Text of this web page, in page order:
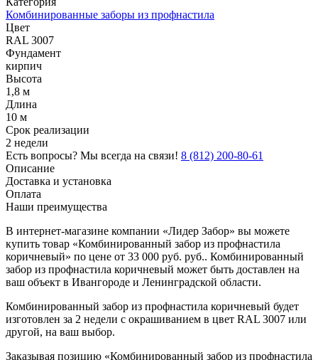
Комбинированные заборы из профнастила
Цвет
RAL 3007
Фундамент
кирпич
Высота
1,8 м
Длина
10 м
Срок реализации
2 недели
Есть вопросы? Мы всегда на связи! 8 (812) 200-80-61
Описание
Доставка и установка
Оплата
Наши преимущества
В интернет-магазине компании «Лидер Забор» вы можете
купить товар «Комбинированный забор из профнастила
коричневый» по цене от 33 000 руб. руб.. Комбинированный
забор из профнастила коричневый может быть доставлен на
ваш объект в Ивангороде и Ленинградской области.
Комбинированный забор из профнастила коричневый будет
изготовлен за 2 недели с окрашиванием в цвет RAL 3007 или
другой, на ваш выбор.
Заказывая позицию «Комбинированный забор из профнастила